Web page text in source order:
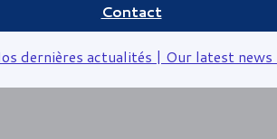
Contact
dernières actualités | Our latest news